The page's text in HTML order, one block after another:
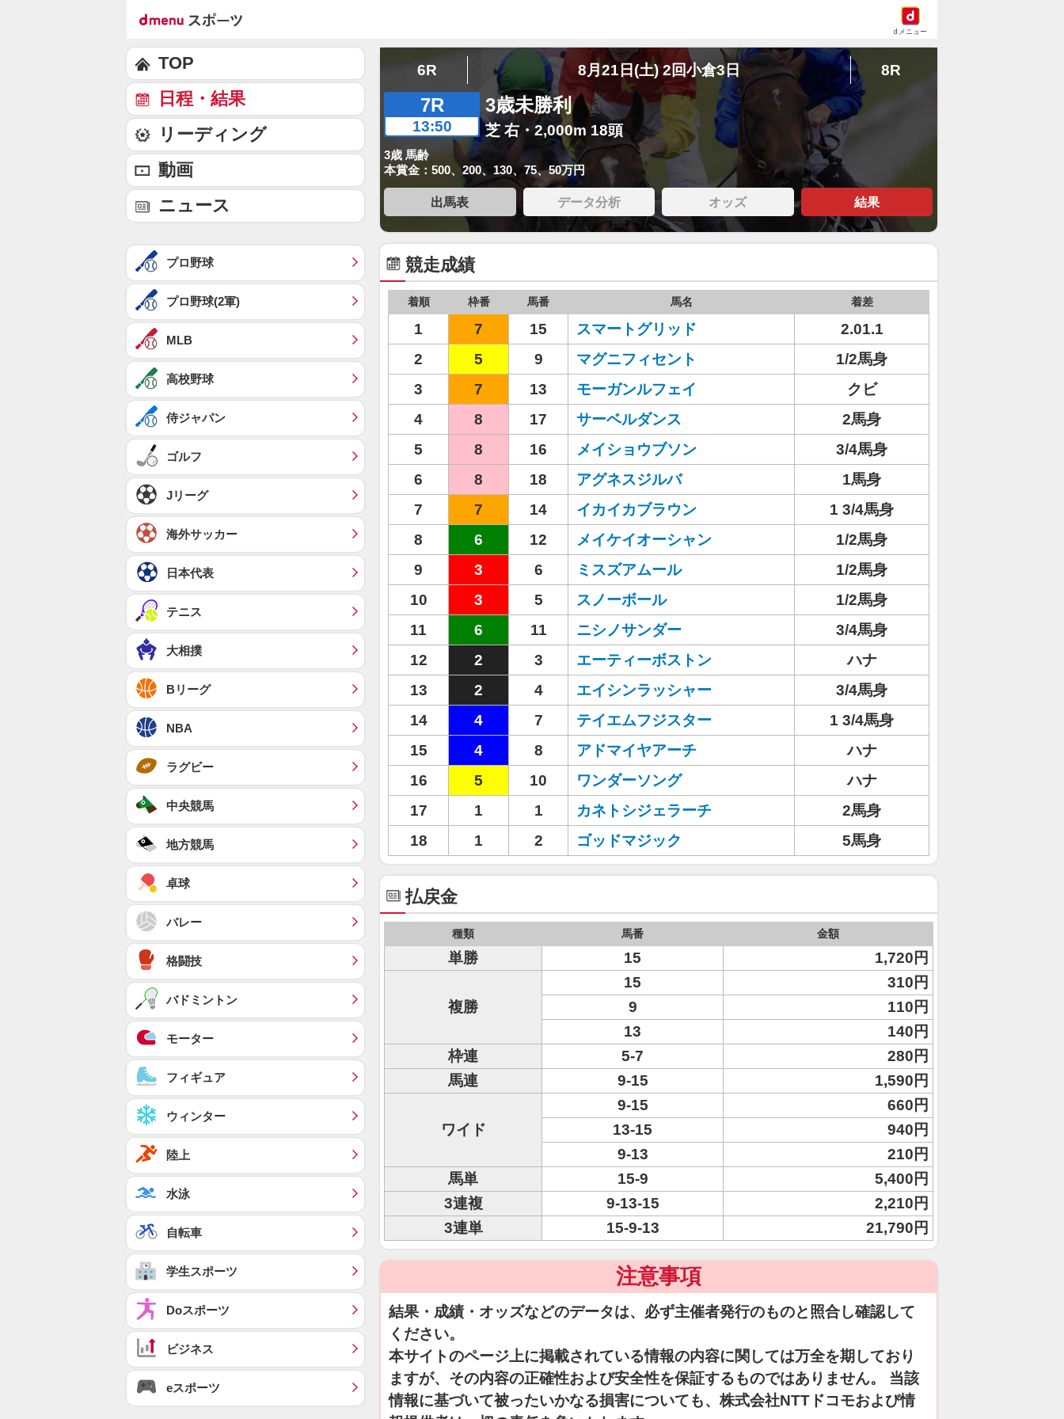
dメニュー
6R 8月21日(土) 2回小倉3日 8R
7R
13:50
3歳未勝利
芝 右・2,000m 18頭
3歳 馬齢
本賞金：500、200、130、75、50万円
出馬表 データ分析 オッズ 結果
競走成績
着順 枠番 馬番 馬名 着差
1 7 15 スマートグリッド
2.01.1
2
5 9 マグニフィセント
1/2馬身
3
7 13 モーガンルフェイ
クビ
4
8 17 サーベルダンス
2馬身
5
8 16 メイショウブソン
3/4馬身
6
8 18 アグネスジルバ
1馬身
7
7 14 イカイカブラウン
1 3/4馬身
8
6 12 メイケイオーシャン
1/2馬身
9
3 6 ミスズアムール
1/2馬身
10
3 5 スノーボール
1/2馬身
11
6 11 ニシノサンダー
3/4馬身
12
2 3 エーティーボストン
ハナ
13
2 4 エイシンラッシャー
3/4馬身
14
4 7 テイエムフジスター
1 3/4馬身
15
4 8 アドマイヤアーチ
ハナ
16
5 10 ワンダーソング
ハナ
17
1 1 カネトシジェラーチ
2馬身
18
1 2 ゴッドマジック 5馬身
払戻金
種類 馬番 金額
単勝 15 1,720円
複勝
15
310円
9
110円
13
140円
枠連
5-7
280円
馬連
9-15 1,590円
ワイド
9-15
660円
13-15
940円
9-13
210円
馬単
15-9
5,400円
3連複
9-13-15
2,210円
3連単
15-9-13 21,790円
注意事項
結果・成績・オッズなどのデータは、必ず主催者発行のものと照合し確認して
ください。
本サイトのページ上に掲載されている情報の内容に関しては万全を期しており
ますが、その内容の正確性および安全性を保証するものではありません。 当該
情報に基づいて被ったいかなる損害についても、株式会社NTTドコモおよび情
TOP
日程・結果
リーディング
動画
ニュース
プロ野球
プロ野球(2軍)
MLB
高校野球
侍ジャパン
ゴルフ
Jリーグ
海外サッカー
日本代表
テニス
大相撲
Bリーグ
NBA
ラグビー
中央競馬
地方競馬
卓球
バレー
格闘技
バドミントン
モーター
フィギュア
ウィンター
陸上
水泳
自転車
学生スポーツ
Doスポーツ
ビジネス
eスポーツ